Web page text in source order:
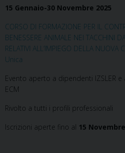
15 Gennaio-30 Novembre 2025
CORSO DI FORMAZIONE PER IL
BENESSERE ANIMALE NEI TACCHINI
RELATIVI ALL’IMPIEGO DELLA
Unica
Evento aperto a dipendenti IZSLER
ECM
Rivolto a tutti i profili professionali
Iscrizioni aperte fino al 15